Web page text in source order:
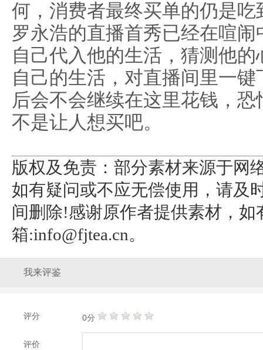
何，消费者最终买单的仍是吃
罗永浩的直播首秀已经在喧
自己代入他的生活，猜测他
自己的生活，对直播间里一
后会不会继续在这里花钱，
不是让人想买吧。
版权及免责：部分素材来源于网
如有疑问或不应无偿使用，请及
间删除!感谢原作者提供素材，如
箱:info@fjtea.cn。
我来评鉴
评分 0分
评价